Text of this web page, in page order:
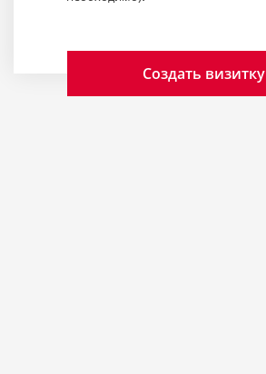
Создать визитку